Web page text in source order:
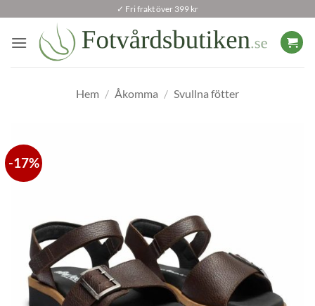
content
✓ Fri frakt över 399 kr
Hem / Åkomma / Svullna fötter
-17%